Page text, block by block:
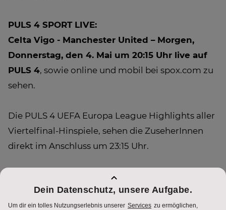
PULS 4 SPORT LIVE:
Celta Vigo - Manchester United – Morgen,
Donnerstag, den 4. Mai um 20:15 Uhr live auf
PULS 4, sowie online und mobil bei spox.com zu
sehen.
Die PULS 4 UEFA Europa League Highlights aller
Viertelfinal-Hinspiele, sehen die ZuseherInnen
direkt im Anschluss um 23:15 Uhr.
sport.puls4.com
Facebook unterPULS 4 Sport